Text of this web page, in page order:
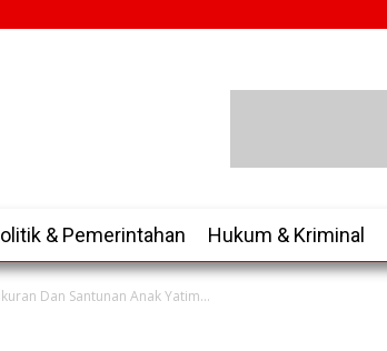
& Pemerintahan Hukum & Kriminal
Dan Santunan Anak Yatim...